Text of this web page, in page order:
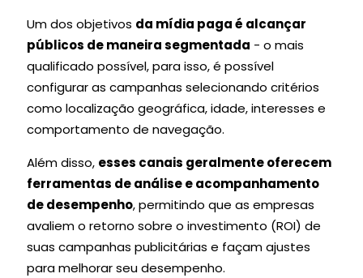
Um dos objetivos da mídia paga é alcançar
públicos de maneira segmentada - o mais
qualificado possível, para isso, é possível
configurar as campanhas selecionando critérios
como localização geográfica, idade, interesses e
comportamento de navegação.
Além disso, esses canais geralmente oferecem
ferramentas de análise e acompanhamento
de desempenho, permitindo que as empresas
avaliem o retorno sobre o investimento (ROI) de
suas campanhas publicitárias e façam ajustes
para melhorar seu desempenho.